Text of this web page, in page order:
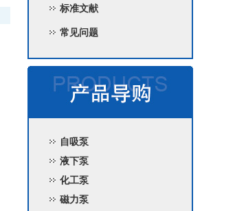
标准文献
常见问题
自吸泵
液下泵
化工泵
磁力泵